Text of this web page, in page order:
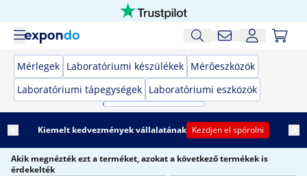
Mérlegek Laboratóriumi készülékek Mérőeszközök
Laboratóriumi tápegységek Laboratóriumi eszközök
Kiemelt kedvezmények vállalatának Kezdjen el spórolni
Akik megnézték ezt a terméket, azokat a következő termékek is
érdekelték